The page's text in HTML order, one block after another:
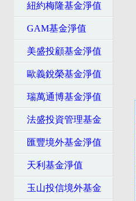
紐約梅隆基金淨值
GAM基金淨值
美盛投顧基金淨值
歐義銳榮基金淨值
瑞萬通博基金淨值
法盛投資管理基金
匯豐境外基金淨值
天利基金淨值
玉山投信境外基金